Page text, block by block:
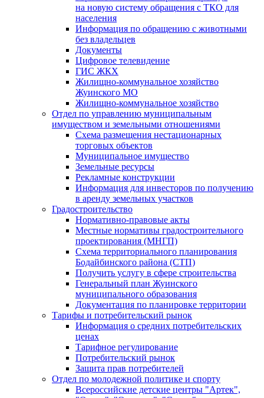
на новую систему обращения с ТКО для
населения
Информация по обращению с животными
без владельцев
Документы
Цифровое телевидение
ГИС ЖКХ
Жилищно-коммунальное хозяйство
Жуинского МО
Жилищно-коммунальное хозяйство
Отдел по управлению муниципальным
имуществом и земельными отношениями
Схема размещения нестационарных
торговых объектов
Муниципальное имущество
Земельные ресурсы
Рекламные конструкции
Информация для инвесторов по получению
в аренду земельных участков
Градостроительство
Нормативно-правовые акты
Местные нормативы градостроительного
проектирования (МНГП)
Схема территориального планирования
Бодайбинского района (СТП)
Получить услугу в сфере строительства
Генеральный план Жуинского
муниципального образования
Документация по планировке территории
Тарифы и потребительский рынок
Информация о средних потребительских
ценах
Тарифное регулирование
Потребительский рынок
Защита прав потребителей
Отдел по молодежной политике и спорту
Всероссийские детские центры "Артек",